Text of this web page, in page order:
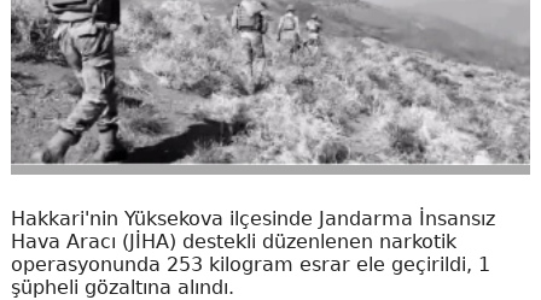
Hakkari'nin Yüksekova ilçesinde Jandarma İnsansız
Hava Aracı (JİHA) destekli düzenlenen narkotik
operasyonunda 253 kilogram esrar ele geçirildi, 1
şüpheli gözaltına alındı.